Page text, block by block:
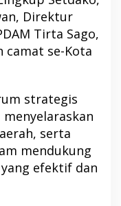
Direktur
Tirta Sago,
camat se-Kota
strategis
serta
mendukung
efektif dan